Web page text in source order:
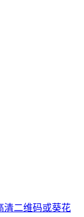
清二维码或葵花